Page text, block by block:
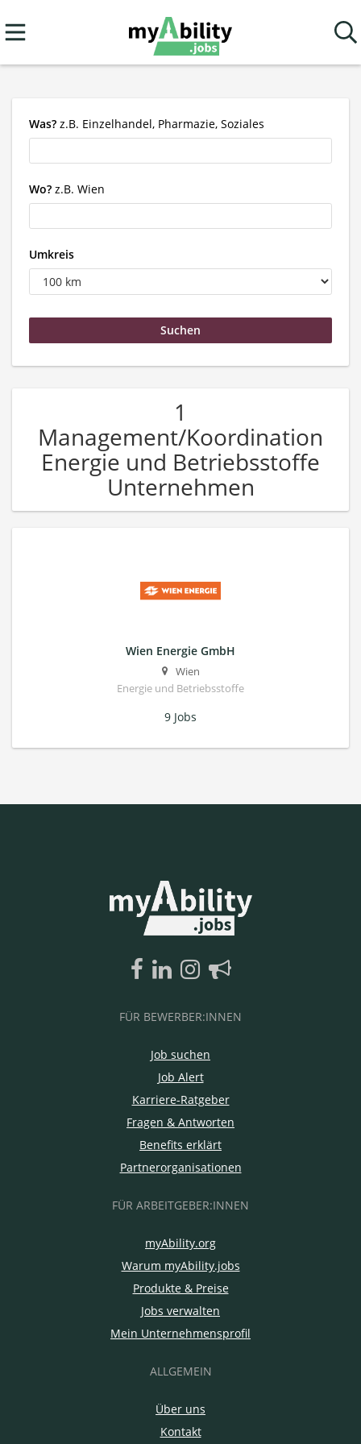
Was? z.B. Einzelhandel, Pharmazie, Soziales
Wo? z.B. Wien
Umkreis
1
Management/Koordination
Energie und Betriebsstoffe
Unternehmen
Wien Energie GmbH
Wien
Energie und Betriebsstoffe
9 Jobs
FÜR BEWERBER:INNEN
Job suchen
Job Alert
Karriere-Ratgeber
Fragen & Antworten
Benefits erklärt
Partnerorganisationen
FÜR ARBEITGEBER:INNEN
myAbility.org
Warum myAbility.jobs
Produkte & Preise
Jobs verwalten
Mein Unternehmensprofil
ALLGEMEIN
Über uns
Kontakt